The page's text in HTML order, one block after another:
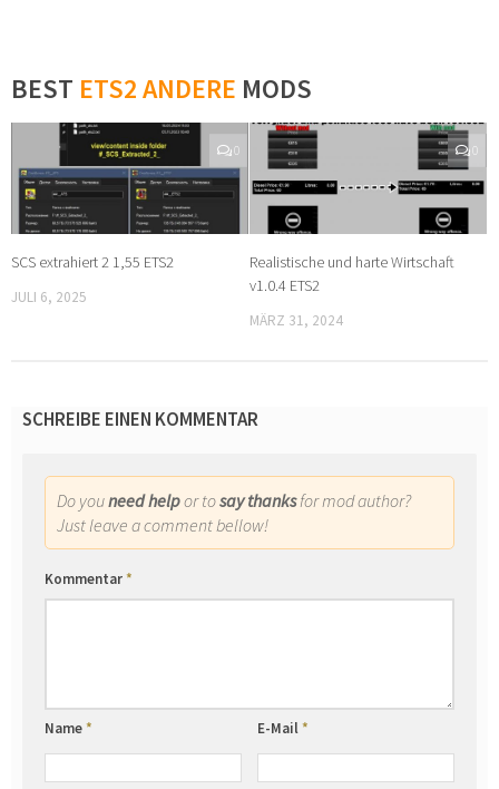
BEST ETS2 ANDERE MODS
0
SCS extrahiert 2 1,55 ETS2
JULI 6, 2025
0
Realistische und harte Wirtschaft
v1.0.4 ETS2
MÄRZ 31, 2024
SCHREIBE EINEN KOMMENTAR
Do youneed helpor tosay thanksfor mod author?
Just leave a comment bellow!
Kommentar*
Name* E-Mail*